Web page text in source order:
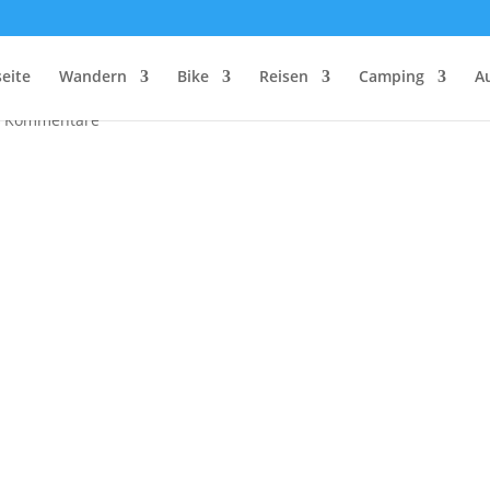
Wandern Bike Reisen Camping
im Allgäu
Kommentare